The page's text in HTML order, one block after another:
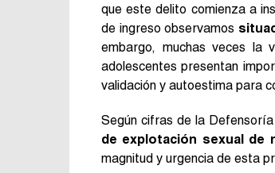
que este delito comienza a
de ingreso observamos
embargo, muchas veces la
adolescentes presentan
validación y autoestima para
Según cifras de la
de explotación sexual de
magnitud y urgencia de esta